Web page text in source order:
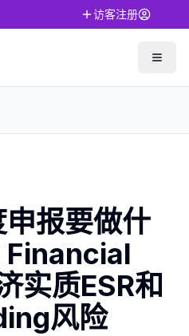
访客注册
报要做什
实质ESR和
风险